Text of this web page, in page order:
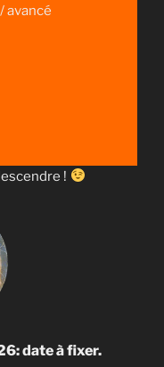
avancé
!
date à fixer.